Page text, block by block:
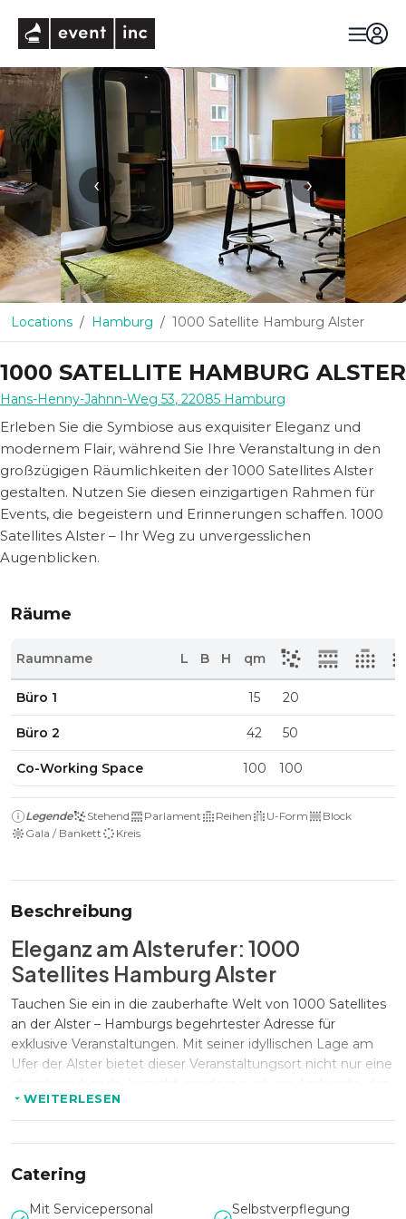
‹ ›
Locations Hamburg 1000 Satellite Hamburg Alster
1000 SATELLITE HAMBURG ALSTER
Hans-Henny-Jahnn-Weg 53, 22085 Hamburg
Erleben Sie die Symbiose aus exquisiter Eleganz und
modernem Flair, während Sie Ihre Veranstaltung in den
großzügigen Räumlichkeiten der 1000 Satellites Alster
gestalten. Nutzen Sie diesen einzigartigen Rahmen für
Events, die begeistern und Erinnerungen schaffen. 1000
Satellites Alster – Ihr Weg zu unvergesslichen
Augenblicken.
Räume
Raumname L B H qm
Büro 1 15 20
Büro 2 42 50
Co-Working Space 100 100
Legende Stehend Parlament Reihen U-Form
Block
Gala / Bankett
Kreis
Beschreibung
Eleganz am Alsterufer: 1000
Satellites Hamburg Alster
Tauchen Sie ein in die zauberhafte Welt von 1000 Satellites
an der Alster – Hamburgs begehrtester Adresse für
exklusive Veranstaltungen. Mit seiner idyllischen Lage am
Ufer der Alster bietet dieser Veranstaltungsort nicht nur eine
Eleganz und Modernität in perfekter Harmonie vereint.
Eine Kulisse der Extraklasse
WEITERLESEN
Catering
Mit Servicepersonal
Selbstverpflegung